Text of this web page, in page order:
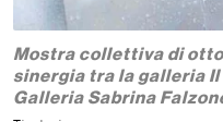
Mostra collettiva di
sinergia tra la galleria Il
Galleria Sabrina